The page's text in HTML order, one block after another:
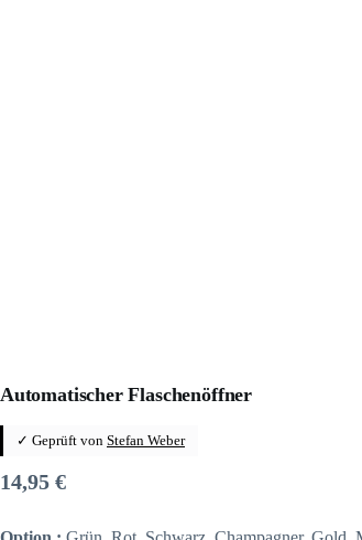
Automatischer Flaschenöffner
✓ Geprüft von Stefan Weber
14,95 €